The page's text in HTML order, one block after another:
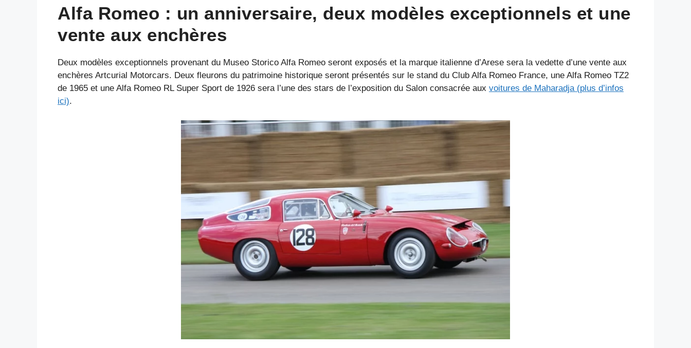
Alfa Romeo : un anniversaire, deux modèles exceptionnels et une
vente aux enchères
Deux modèles exceptionnels provenant du Museo Storico Alfa Romeo seront exposés et la marque italienne d’Arese sera la vedette d’une vente aux
enchères Artcurial Motorcars. Deux fleurons du patrimoine historique seront présentés sur le stand du Club Alfa Romeo France, une Alfa Romeo TZ2
de 1965 et une Alfa Romeo RL Super Sport de 1926 sera l’une des stars de l’exposition du Salon consacrée aux voitures de Maharadja (plus d’infos
ici).